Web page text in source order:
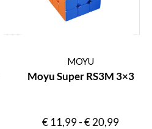
MOYU
Moyu Super RS3M 3×3
€11,99-€20,99